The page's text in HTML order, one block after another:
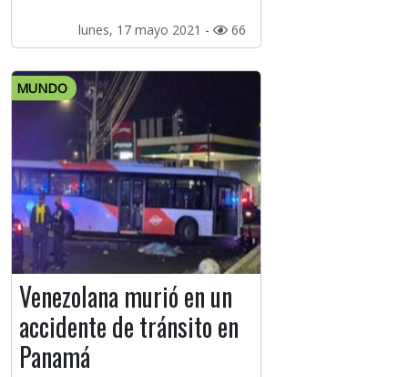
lunes, 17 mayo 2021 - 66
MUNDO
Venezolana murió en un
accidente de tránsito en
Panamá